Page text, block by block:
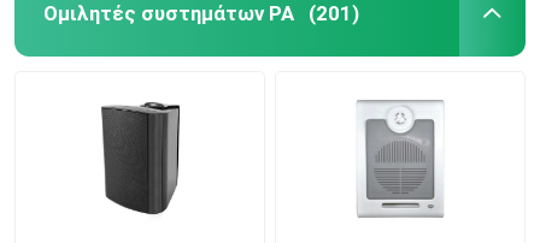
Ομιλητές συστημάτων PA (201)